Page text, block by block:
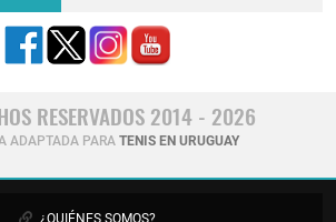
RESERVADOS 2014 - 2026
ADAPTADA PARA TENIS EN URUGUAY